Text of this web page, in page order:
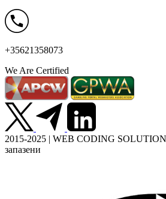
+35621358073
We Are Certified
2015-2025 | WEB CODING
запазени